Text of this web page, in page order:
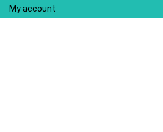
My account